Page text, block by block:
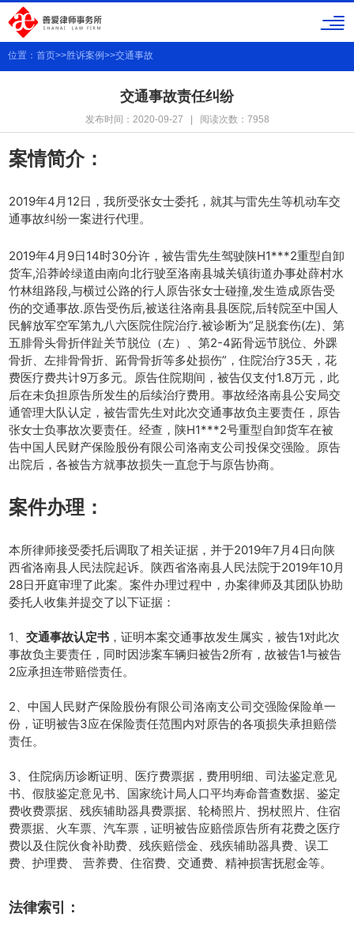
位置： 首页>>胜诉案例>>交通事故
交通事故责任纠纷
发布时间：2020-09-27 | 阅读次数：7958
案情简介：
2019年4月12日，我所受张女士委托，就其与雷先生等机动车交
通事故纠纷一案进行代理。
2019年4月9日14时30分许，被告雷先生驾驶陕H1***2重型自卸
货车,沿莽岭绿道由南向北行驶至洛南县城关镇街道办事处薛村水
竹林组路段,与横过公路的行人原告张女士碰撞,发生造成原告受
伤的交通事故.原告受伤后,被送往洛南县县医院,后转院至中国人
民解放军空军第九八六医院住院治疗.被诊断为”足脱套伤(左)、第
五腓骨头骨折伴趾关节脱位（左）、第2-4跖骨远节脱位、外踝
骨折、左排骨骨折、跖骨骨折等多处损伤”，住院治疗35天，花
费医疗费共计9万多元。原告住院期间，被告仅支付1.8万元，此
后在未负担原告所发生的后续治疗费用。事故经洛南县公安局交
通管理大队认定，被告雷先生对此次交通事故负主要责任，原告
张女士负事故次要责任。经查，陕H1***2号重型自卸货车在被
告中国人民财产保险股份有限公司洛南支公司投保交强险。原告
出院后，各被告方就事故损失一直怠于与原告协商。
案件办理：
本所律师接受委托后调取了相关证据，并于2019年7月4日向陕
西省洛南县人民法院起诉。陕西省洛南县人民法院于2019年10月
28日开庭审理了此案。案件办理过程中，办案律师及其团队协助
委托人收集并提交了以下证据：
1、交通事故认定书 ，证明本案交通事故发生属实，被告1对此次
事故负主要责任，同时因涉案车辆归被告2所有，故被告1与被告
2应承担连带赔偿责任。
2、中国人民财产保险股份有限公司洛南支公司交强险保险单一
份，证明被告3应在保险责任范围内对原告的各项损失承担赔偿
责任。
3、住院病历诊断证明、医疗费票据，费用明细、司法鉴定意见
书、假肢鉴定意见书、国家统计局人口平均寿命普查数据、鉴定
费收费票据、残疾辅助器具费票据、轮椅照片、拐杖照片、住宿
费票据、火车票、汽车票，证明被告应赔偿原告所有花费之医疗
费以及住院伙食补助费、残疾赔偿金、残疾辅助器具费、误工
费、护理费、 营养费、住宿费、交通费、精神损害抚慰金等。
法律索引：